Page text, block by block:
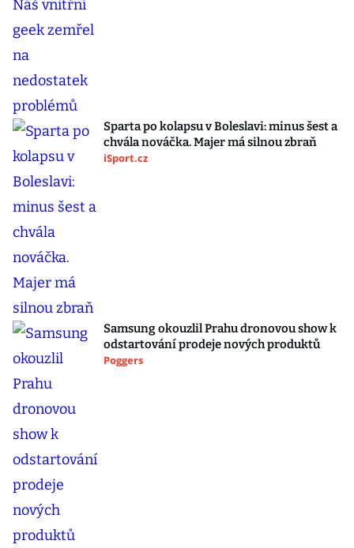
Sparta po kolapsu v Boleslavi: minus šest a
chvála nováčka. Majer má silnou zbraň
iSport.cz
Samsung okouzlil Prahu dronovou show k
odstartování prodeje nových produktů
Poggers